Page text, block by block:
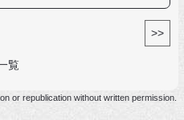
>>
覧
or republication without written permission.